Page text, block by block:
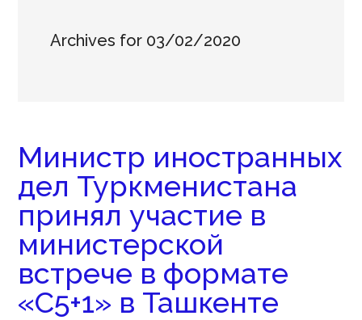
Archives for 03/02/2020
Министр иностранных
дел Туркменистана
принял участие в
министерской
встрече в формате
«С5+1» в Ташкенте